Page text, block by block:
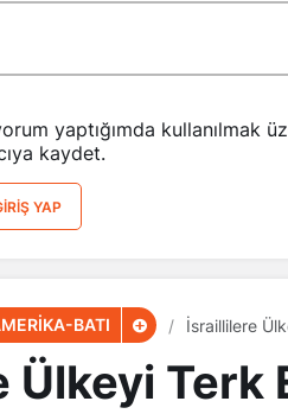
yaptığımda kullanılmak
kaydet.
YAP
BATI İsraillilere
Terk